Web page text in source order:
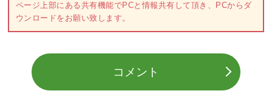
ページ上部にある共有機能でPCと情報共有して頂き、PCからダ
ウンロードをお願い致します。
コメント